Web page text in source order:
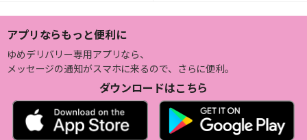
アプリならもっと便利に
ゆめデリバリー専用アプリなら、
メッセージの通知がスマホに来るので、さらに便利。
ダウンロードはこちら